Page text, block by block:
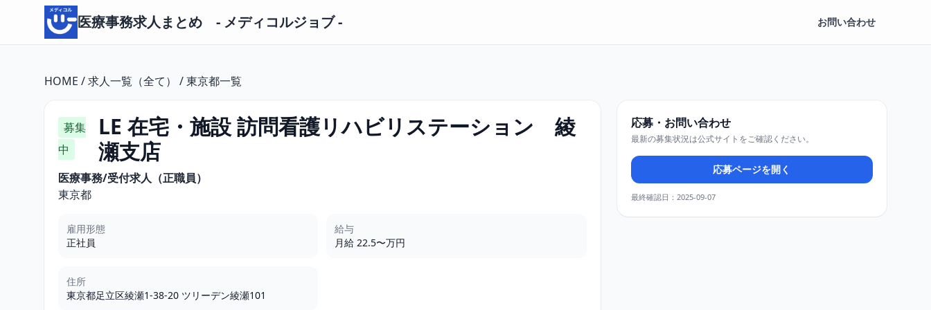
医療事務求人まとめ - メディコルジョブ - お問い合わせ
HOME /求人一覧（全て） /東京都一覧
募集
中
LE 在宅・施設 訪問看護リハビリステーション 綾
瀬支店
医療事務/受付求人（正職員）
東京都
雇用形態
正社員
給与
月給 22.5〜万円
住所
東京都足立区綾瀬1-38-20 ツリーデン綾瀬101
応募・お問い合わせ
最新の募集状況は公式サイトをご確認ください。
応募ページを開く
最終確認日：2025-09-07